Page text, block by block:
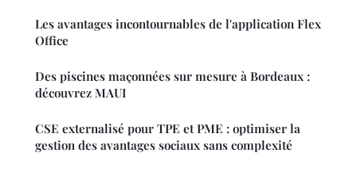
Les avantages incontournables de l'application Flex
Office
Des piscines maçonnées sur mesure à Bordeaux :
découvrez MAUI
CSE externalisé pour TPE et PME : optimiser la
gestion des avantages sociaux sans complexité